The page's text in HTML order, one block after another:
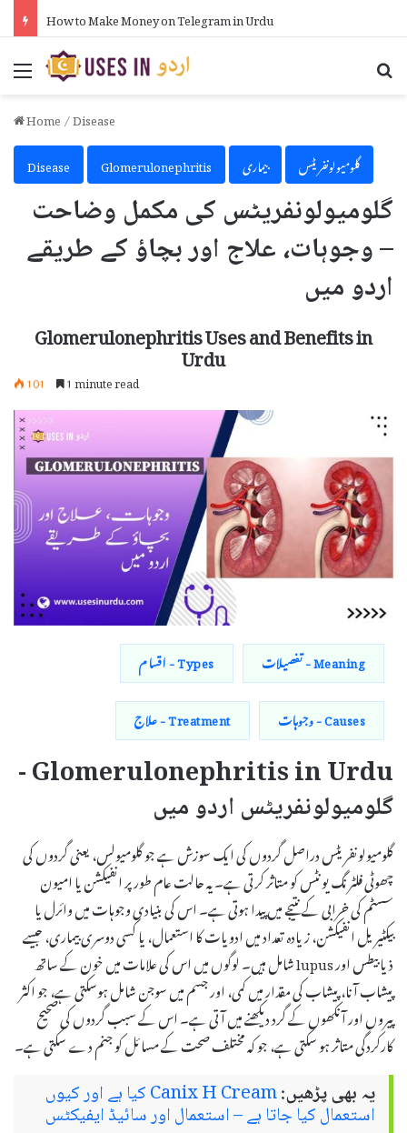
How to Put Formula in Excel in Urdu
Menu
Home/Disease
Disease
Glomerulonephritis بیماری گلومیولونفریٹس
گلومیولونفریٹس کی مکمل وضاحت
– وجوہات، علاج اور بچاؤ کے طریقے
اردو میں
Glomerulonephritis Uses and Benefits in
Urdu
101 1 minute read
Meaning - تفصیلات
Types - اقسام
Causes - وجوہات
Treatment - علاج
Glomerulonephritis in Urdu -
گلومیولونفریٹس اردو میں
گلومیولونفریٹس دراصل گردوں کی ایک سوزش ہے جو گلومیولس، یعنی گردوں کی
چھوٹی فلٹرنگ یونٹس کو متاثر کرتی ہے۔ یہ حالت عام طور پر انفیکشن یا امیون
سسٹم کی خرابی کے نتیجے میں پیدا ہوتی ہے۔ اس کی بنیادی وجوہات میں وائرل یا
بیکٹیریل انفیکشن، زیادہ تعداد میں ادویات کا استعمال، یا کسی دوسری بیماری، جیسے
ذیابیطس اور lupus شامل ہیں۔ لوگوں میں اس کی علامات میں خون کے ساتھ
پیشاب آنا، پیشاب کی مقدار میں کمی، اور جسم میں سوجن شامل ہوسکتی ہے، جو اکثر
پیروں اور آنکھوں کے گرد دیکھنے میں آتی ہے۔ اس کے سبب گردوں کی صحیح
کارکردگی متاثر ہو سکتی ہے، جو کہ مختلف صحت کے مسائل کو جنم دے سکتی ہے۔
یہ بھی پڑھیں: Canix H Cream کیا ہے اور کیوں
استعمال کیا جاتا ہے – استعمال اور سائیڈ ایفیکٹس